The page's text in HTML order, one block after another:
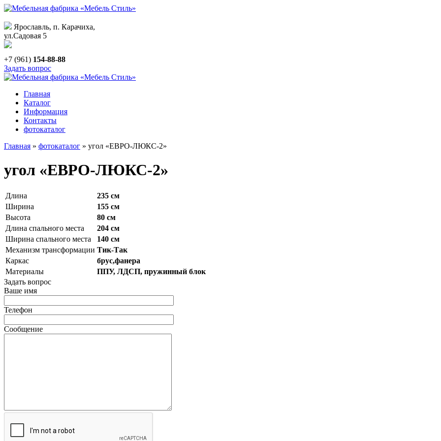
Ярославль, п. Карачиха,
ул.Садовая 5
+7 (961) 154-88-88
Задать вопрос
Главная
Каталог
Информация
Контакты
фотокаталог
Главная » фотокаталог » угол «ЕВРО-ЛЮКС-2»
угол «ЕВРО-ЛЮКС-2»
Длина
235 см
Ширина
155 см
Высота
80 см
Длина спального места
204 см
Ширина спального места
140 см
Механизм трансформации Тик-Так
Каркас
брус,фанера
Материалы
ППУ, ЛДСП, пружинный блок
Задать вопрос
Ваше имя
Телефон
Сообщение